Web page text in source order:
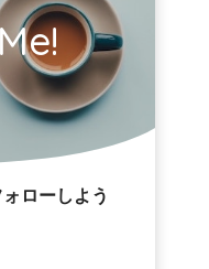
ローしよう